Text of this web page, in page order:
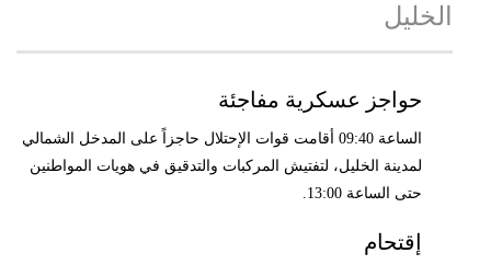
الخليل
حواجز عسكرية مفاجئة
الساعة 09:40 أقامت قوات الإحتلال حاجزاً على المدخل الشمالي
لمدينة الخليل، لتفتيش المركبات والتدقيق في هويات المواطنين
حتى الساعة 13:00.
إقتحام